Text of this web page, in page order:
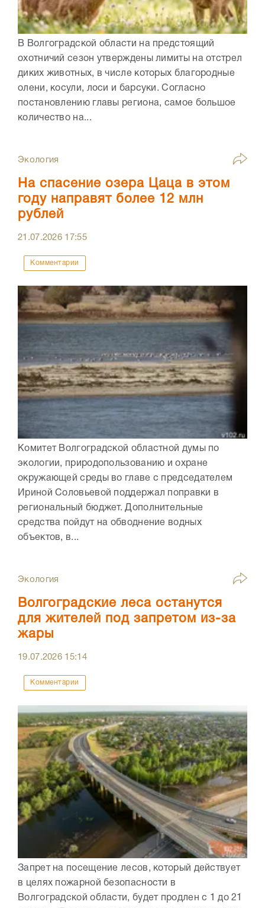
В Волгоградской области на предстоящий
охотничий сезон утверждены лимиты на отстрел
диких животных, в числе которых благородные
олени, косули, лоси и барсуки. Согласно
постановлению главы региона, самое большое
количество на...
Экология
На спасение озера Цаца в этом
году направят более 12 млн
рублей
21.07.2026 17:55
Комментарии
Комитет Волгоградской областной думы по
экологии, природопользованию и охране
окружающей среды во главе с председателем
Ириной Соловьевой поддержал поправки в
региональный бюджет. Дополнительные
средства пойдут на обводнение водных
объектов, в...
Экология
Волгоградские леса останутся
для жителей под запретом из-за
жары
19.07.2026 15:14
Комментарии
Запрет на посещение лесов, который действует
в целях пожарной безопасности в
Волгоградской области, будет продлен с 1 до 21